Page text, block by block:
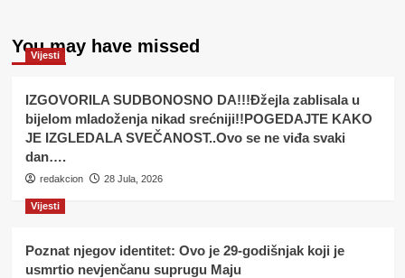
You may have missed
Vijesti
IZGOVORILA SUDBONOSNO DA!!!Đžejla zablisala u
bijelom mladoženja nikad srećniji!!POGEDAJTE KAKO
JE IZGLEDALA SVEČANOST..Ovo se ne viđa svaki
dan….
redakcion 28 Jula, 2026
Vijesti
Poznat njegov identitet: Ovo je 29-godišnjak koji je
usmrtio nevjenčanu suprugu Maju